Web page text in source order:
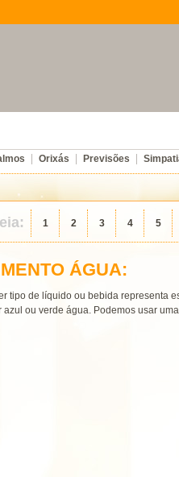
ÁGUA:
tipo de líquido ou bebida representa
azul ou verde água. Podemos usar
1 2 3 4 5
Orixás Previsões